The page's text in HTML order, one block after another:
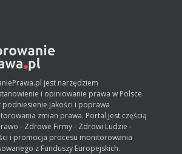
jest narzędziem
i opiniowanie prawa w Polsce.
podniesienie jakości i poprawa
zmian prawa. Portal jest częścią
- Zdrowe Firmy - Zdrowi Ludzie -
i promocja procesu monitorowania
z Funduszy Europejskich.